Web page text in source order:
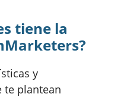
tiene la
y
te plantean